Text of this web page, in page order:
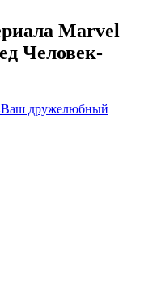
Marvel
Человек-
дружелюбный